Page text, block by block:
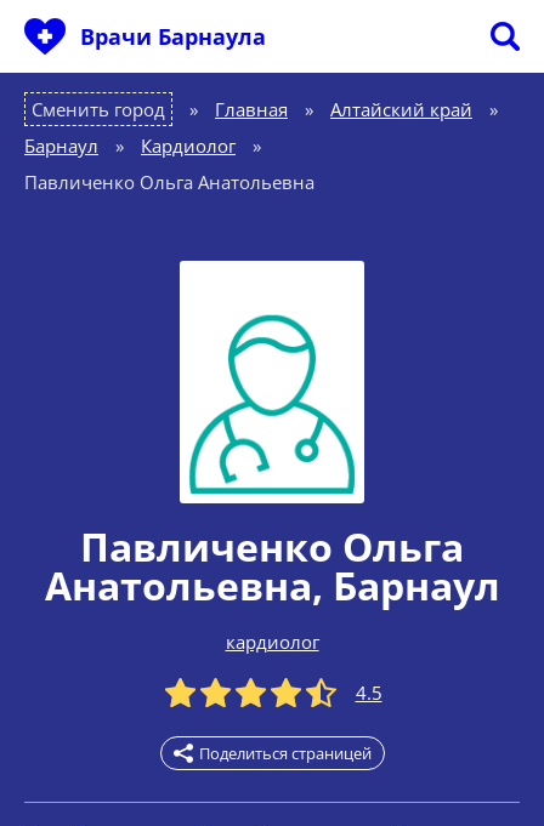
Врачи Барнаула
Сменить город Главная » Алтайский край
»
Барнаул
» Кардиолог
»
Павличенко Ольга Анатольевна
Павличенко Ольга
Анатольевна, Барнаул
кардиолог
4.5
Поделиться страницей